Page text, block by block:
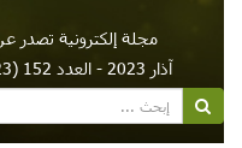
مجلة إلكترونية تصدر
آذار 2023 - العدد 152 (2023-03-01)